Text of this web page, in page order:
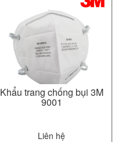
Khẩu trang chống bụi 3M
9001
Liên hệ